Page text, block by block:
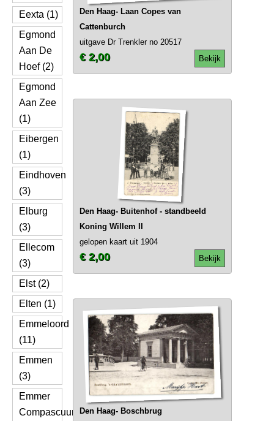
Eexta (1)
Egmond
Aan De
Hoef (2)
Egmond
Aan Zee
(1)
Eibergen
(1)
Eindhoven
(3)
Elburg
(3)
Ellecom
(3)
Elst (2)
Elten (1)
Emmeloord
(11)
Emmen
(3)
Emmer
Compascuum
Den Haag- Laan Copes van
Cattenburch
uitgave Dr Trenkler no 20517
Bekijk
€ 2,00
Den Haag- Buitenhof - standbeeld
Koning Willem II
gelopen kaart uit 1904
Bekijk
€ 2,00
Den Haag- Boschbrug